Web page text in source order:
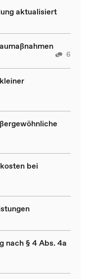
aktualisiert
6
bei
nach § 4 Abs. 4a